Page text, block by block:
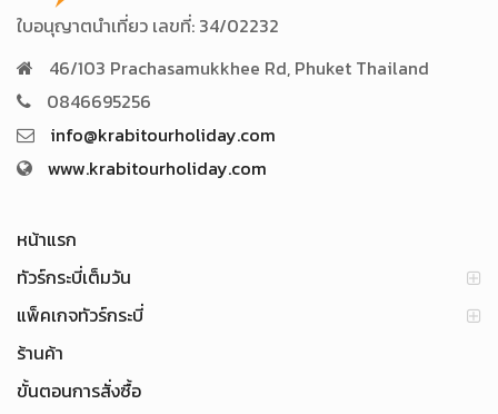
ใบอนุญาตนำเที่ยว เลขที่: 34/02232
46/103 Prachasamukkhee Rd, Phuket Thailand
0846695256
info@krabitourholiday.com
www.krabitourholiday.com
หน้าแรก
ทัวร์กระบี่เต็มวัน
แพ็คเกจทัวร์กระบี่
ร้านค้า
ขั้นตอนการสั่งซื้อ